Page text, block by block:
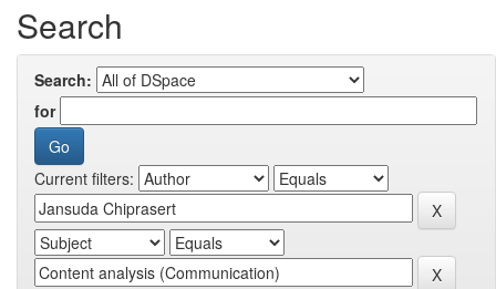
Search
Search:
for
Current filters: